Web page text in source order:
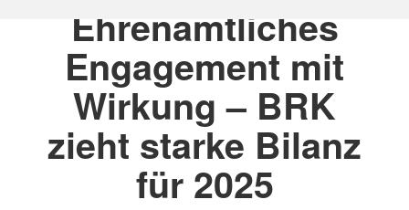
Ehrenamtliches
Engagement mit
Wirkung – BRK
zieht starke Bilanz
für 2025